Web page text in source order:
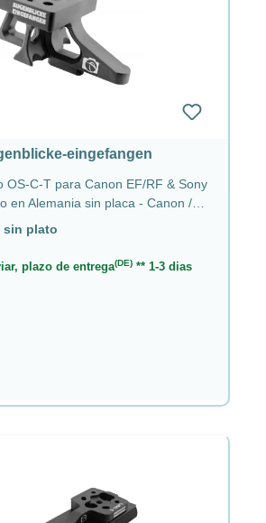
eingefangen
OS-C-T para Canon EF/RF & Sony
en Alemania sin placa - Canon /
sin plato
plazo de entrega(DE)** 1-3 dias